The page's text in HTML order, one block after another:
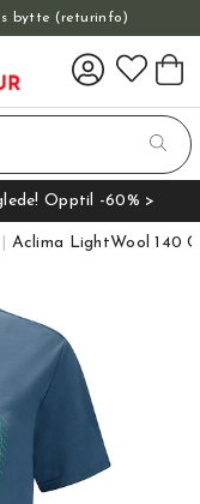
bytte (returinfo)
Opptil -60% >
Aclima LightWool 140